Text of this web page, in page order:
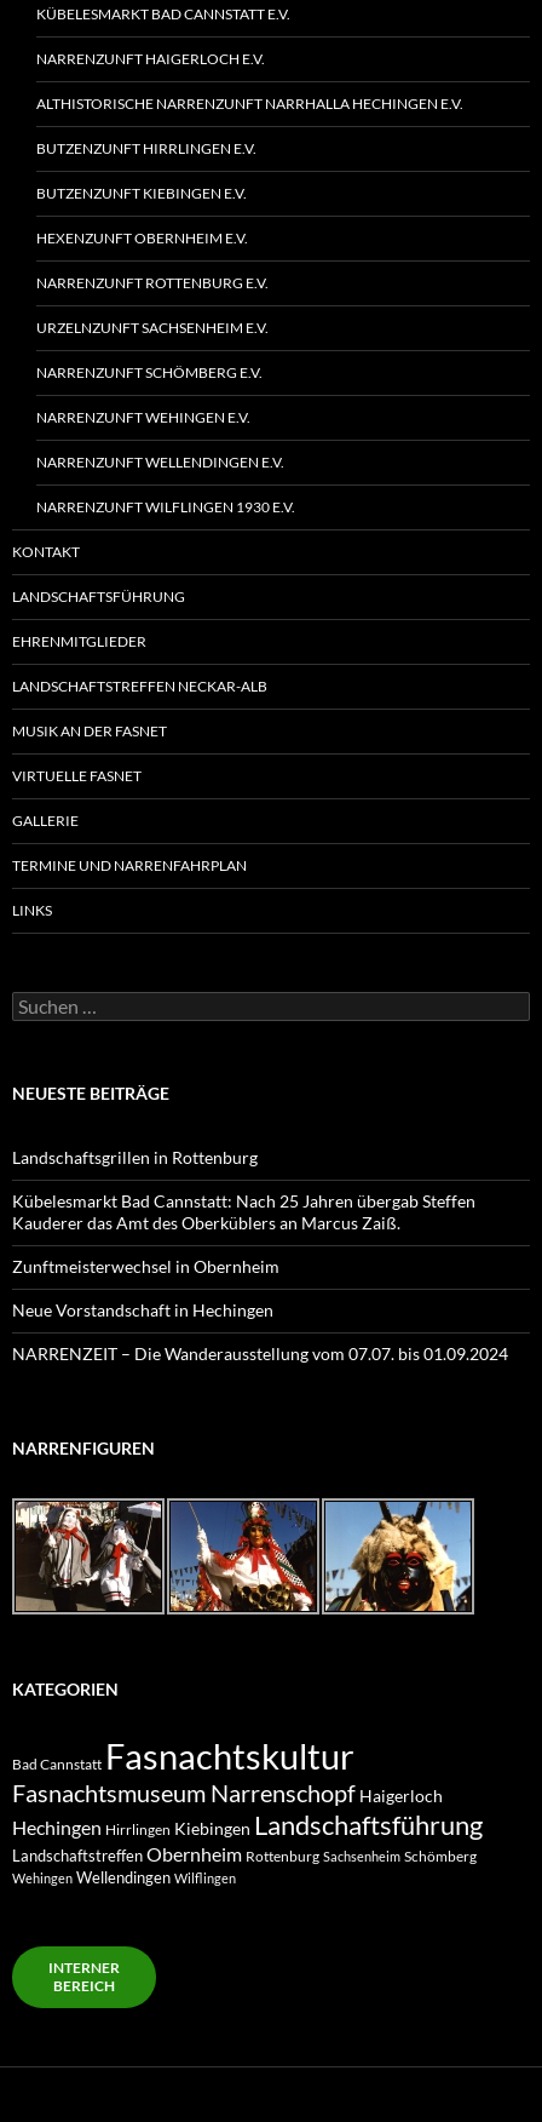
KÜBELESMARKT BAD CANNSTATT E.V.
NARRENZUNFT HAIGERLOCH E.V.
ALTHISTORISCHE NARRENZUNFT NARRHALLA HECHINGEN E.V.
BUTZENZUNFT HIRRLINGEN E.V.
BUTZENZUNFT KIEBINGEN E.V.
HEXENZUNFT OBERNHEIM E.V.
NARRENZUNFT ROTTENBURG E.V.
URZELNZUNFT SACHSENHEIM E.V.
NARRENZUNFT SCHÖMBERG E.V.
NARRENZUNFT WEHINGEN E.V.
NARRENZUNFT WELLENDINGEN E.V.
NARRENZUNFT WILFLINGEN 1930 E.V.
KONTAKT
LANDSCHAFTSFÜHRUNG
EHRENMITGLIEDER
LANDSCHAFTSTREFFEN NECKAR-ALB
MUSIK AN DER FASNET
VIRTUELLE FASNET
GALLERIE
TERMINE UND NARRENFAHRPLAN
LINKS
Suchen
nach:
NEUESTE BEITRÄGE
Landschaftsgrillen in Rottenburg
Kübelesmarkt Bad Cannstatt: Nach 25 Jahren übergab Steffen
Kauderer das Amt des Oberküblers an Marcus Zaiß.
Zunftmeisterwechsel in Obernheim
Neue Vorstandschaft in Hechingen
NARRENZEIT – Die Wanderausstellung vom 07.07. bis 01.09.2024
NARRENFIGUREN
KATEGORIEN
Bad Cannstatt Fasnachtskultur
Fasnachtsmuseum Narrenschopf Haigerloch
Hechingen Hirrlingen Kiebingen Landschaftsführung
LandschaftstreffenObernheim Rottenburg Sachsenheim Schömberg
Wehingen Wellendingen Wilflingen
INTERNER
BEREICH